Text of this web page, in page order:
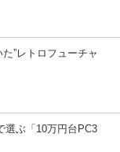
”レトロフューチャ
選ぶ「10万円台PC3